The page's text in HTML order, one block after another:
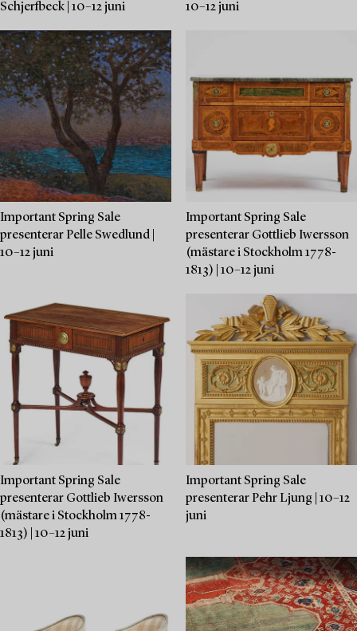
Schjerfbeck | 10–12 juni
10–12 juni
Important Spring Sale
presenterar Pelle Swedlund |
10–12 juni
Important Spring Sale
presenterar Gottlieb Iwersson
(mästare i Stockholm 1778-
1813) | 10–12 juni
Important Spring Sale
presenterar Gottlieb Iwersson
(mästare i Stockholm 1778-
1813) | 10–12 juni
Important Spring Sale
presenterar Pehr Ljung | 10–12
juni